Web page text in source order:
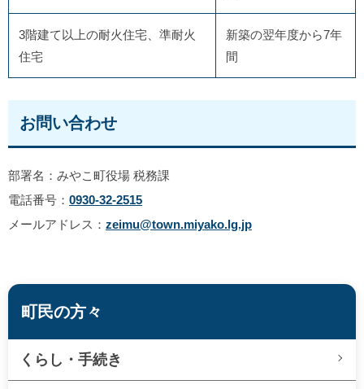
3階建て以上の耐火住宅、準耐火
住宅
新築の翌年度から7年
間
お問い合わせ
部署名：みやこ町役場 税務課
電話番号： 0930-32-2515
メールアドレス： zeimu@town.miyako.lg.jp
町民の方々
くらし・手続き